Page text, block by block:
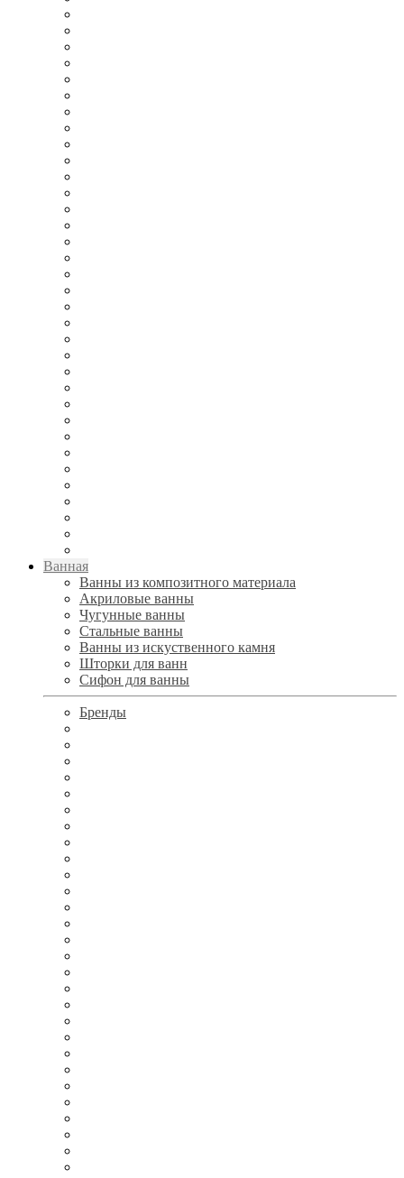
Ванная
Ванны из композитного материала
Акриловые ванны
Чугунные ванны
Стальные ванны
Ванны из искуственного камня
Шторки для ванн
Сифон для ванны
Бренды